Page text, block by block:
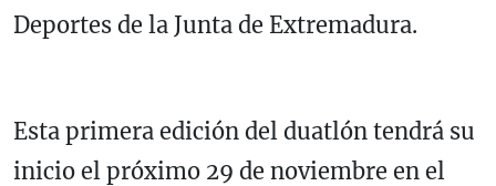
Deportes de la Junta de Extremadura.
Esta primera edición del duatlón tendrá su
inicio el próximo 29 de noviembre en el